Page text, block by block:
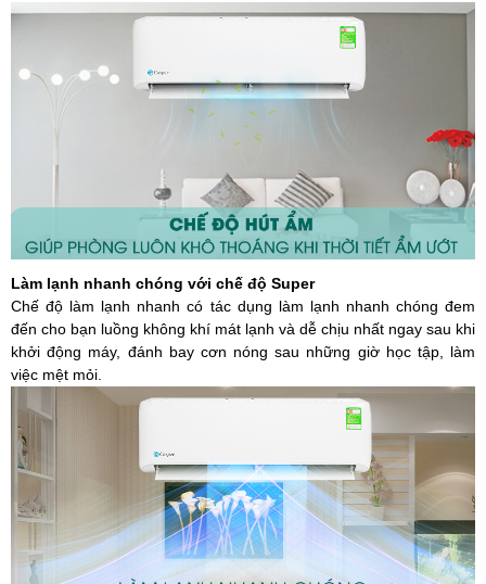
Làm lạnh nhanh chóng với chế độ Super
Chế độ làm lạnh nhanh có tác dụng làm lạnh nhanh chóng đem
đến cho bạn luồng không khí mát lạnh và dễ chịu nhất ngay sau khi
khởi động máy, đánh bay cơn nóng sau những giờ học tập, làm
việc mệt mỏi.